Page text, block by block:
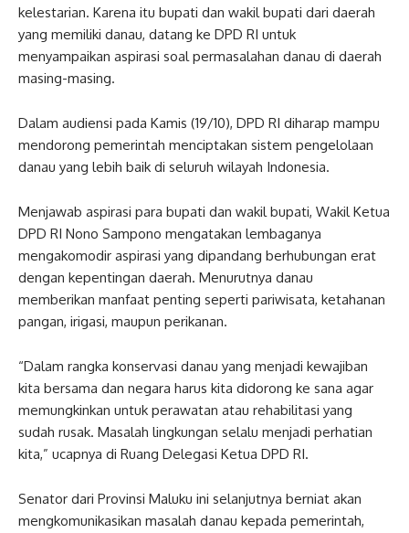
kelestarian. Karena itu bupati dan wakil bupati dari daerah
yang memiliki danau, datang ke DPD RI untuk
menyampaikan aspirasi soal permasalahan danau di daerah
masing-masing.
Dalam audiensi pada Kamis (19/10), DPD RI diharap mampu
mendorong pemerintah menciptakan sistem pengelolaan
danau yang lebih baik di seluruh wilayah Indonesia.
Menjawab aspirasi para bupati dan wakil bupati, Wakil Ketua
DPD RI Nono Sampono mengatakan lembaganya
mengakomodir aspirasi yang dipandang berhubungan erat
dengan kepentingan daerah. Menurutnya danau
memberikan manfaat penting seperti pariwisata, ketahanan
pangan, irigasi, maupun perikanan.
“Dalam rangka konservasi danau yang menjadi kewajiban
kita bersama dan negara harus kita didorong ke sana agar
memungkinkan untuk perawatan atau rehabilitasi yang
sudah rusak. Masalah lingkungan selalu menjadi perhatian
kita,” ucapnya di Ruang Delegasi Ketua DPD RI.
Senator dari Provinsi Maluku ini selanjutnya berniat akan
mengkomunikasikan masalah danau kepada pemerintah,